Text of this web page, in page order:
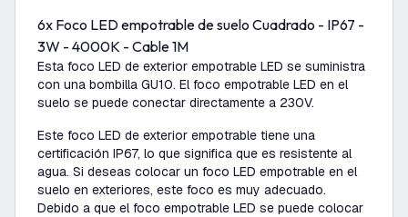
6x Foco LED empotrable de suelo Cuadrado - IP67 -
3W - 4000K - Cable 1M
Esta foco LED de exterior empotrable LED se suministra
con una bombilla GU10. El foco empotrable LED en el
suelo se puede conectar directamente a 230V.
Este foco LED de exterior empotrable tiene una
certificación IP67, lo que significa que es resistente al
agua. Si deseas colocar un foco LED empotrable en el
suelo en exteriores, este foco es muy adecuado.
Debido a que el foco empotrable LED se puede colocar